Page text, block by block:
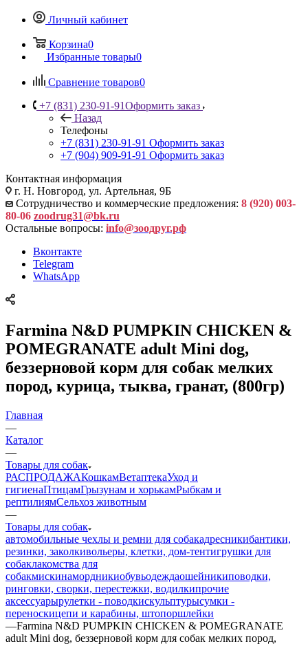
Личный кабинет
Корзина0
Избранные товары0
Сравнение товаров0
+7 (831) 230-91-91Оформить заказ
Назад
Телефоны
+7 (831) 230-91-91 Оформить заказ
+7 (904) 909-91-91 Оформить заказ
Контактная информация
г. Н. Новгород, ул. Артельная, 9Б
Сотрудничество и коммерческие предложения: 8 (920) 003-
80-06 zoodrug31@bk.ru
Остальные вопросы: info@зоодруг.рф
Вконтакте
Telegram
WhatsApp
Farmina N&D PUMPKIN CHICKEN &
POMEGRANATE adult Mini dog,
беззерновой корм для собак мелких
пород, курица, тыква, гранат, (800гр)
Главная
—
Каталог
—
Товары для собак
РАСПРОДАЖАКошкамВетаптекаУход и
гигиенаПтицамГрызунам и хорькамРыбкам и
рептилиямСельхоз животным
—
Товары для собак
автомобильные чехлы и ремни для собакадресникибантики,
резинки, заколкивольеры, клетки, дом-тентигрушки для
собаклакомства для
собакмискинамордникиобувьодеждаошейникиповодки,
ринговки, сворки, перестежки, водилкипрочие
аксессуарырулетки - поводкискульптурысумки -
переноскицепи и карабины, штопоршлейки
—Farmina N&D PUMPKIN CHICKEN & POMEGRANATE
adult Mini dog, беззерновой корм для собак мелких пород,